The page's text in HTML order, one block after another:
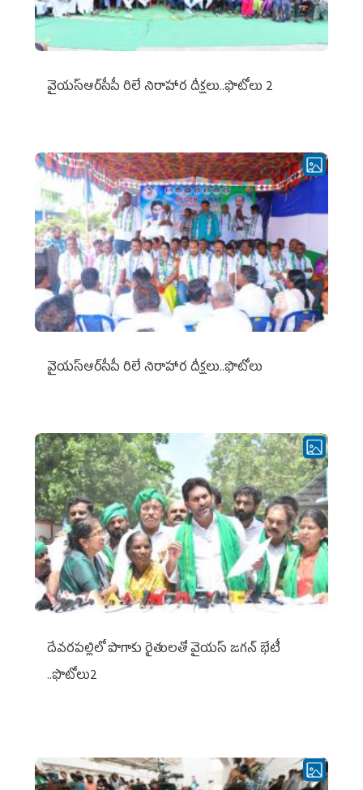
వైయ‌స్ఆర్‌సీపీ రిలే నిరాహార దీక్షలు..ఫొటోలు 2
వైయ‌స్ఆర్‌సీపీ రిలే నిరాహార దీక్షలు..ఫొటోలు
దేవరపల్లిలో పొగాకు రైతులతో వైయస్ జగన్ భేటీ
..ఫొటోలు2